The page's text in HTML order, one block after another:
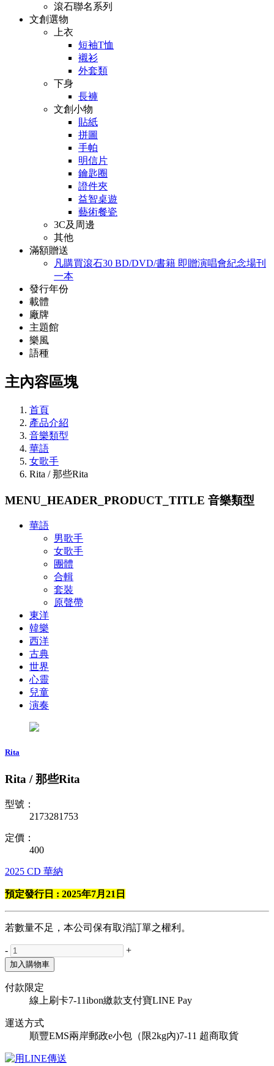
滾石聯名系列
文創選物
上衣
短袖T恤
襯衫
外套類
下身
長褲
文創小物
貼紙
拼圖
手帕
明信片
鑰匙圈
證件夾
益智桌遊
藝術餐瓷
3C及周邊
其他
滿額贈送
凡購買滾石30 BD/DVD/書籍 即贈演唱會紀念場刊
一本
發行年份
載體
廠牌
主題館
樂風
語種
主內容區塊
首頁
產品介紹
音樂類型
華語
女歌手
Rita / 那些Rita
MENU_HEADER_PRODUCT_TITLE 音樂類型
華語
男歌手
女歌手
團體
合輯
套裝
原聲帶
東洋
韓樂
西洋
古典
世界
心靈
兒童
演奏
Rita
Rita / 那些Rita
型號：
2173281753
定價：
400
2025 CD 華納
預定發行日 : 2025年7月21日
若數量不足，本公司保有取消訂單之權利。
- +
加入購物車
付款限定
線上刷卡7-11ibon繳款支付寶LINE Pay
運送方式
順豐EMS兩岸郵政e小包（限2kg內)7-11 超商取貨